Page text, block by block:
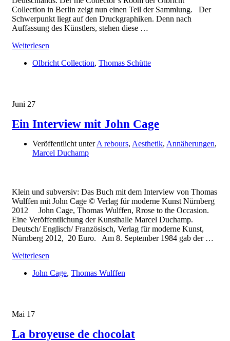
Collection in Berlin zeigt nun einen Teil der Sammlung. Der
Schwerpunkt liegt auf den Druckgraphiken. Denn nach
Auffassung des Künstlers, stehen diese …
Weiterlesen
Olbricht Collection, Thomas Schütte
Juni 27
Ein Interview mit John Cage
Veröffentlicht unterA rebours, Aesthetik, Annäherungen,
Marcel Duchamp
Klein und subversiv: Das Buch mit dem Interview von Thomas
Wulffen mit John Cage © Verlag für moderne Kunst Nürnberg
2012 John Cage, Thomas Wulffen, Rrose to the Occasion.
Eine Veröffentlichung der Kunsthalle Marcel Duchamp.
Deutsch/ Englisch/ Französisch, Verlag für moderne Kunst,
Nürnberg 2012, 20 Euro. Am 8. September 1984 gab der …
Weiterlesen
John Cage, Thomas Wulffen
Mai 17
La broyeuse de chocolat